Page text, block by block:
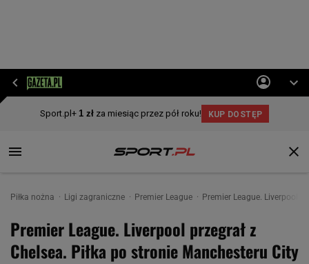
Piłka nożna Ligi zagraniczne Premier League Premier League. Liverpool
Premier League. Liverpool przegrał z
Chelsea. Piłka po stronie Manchesteru City